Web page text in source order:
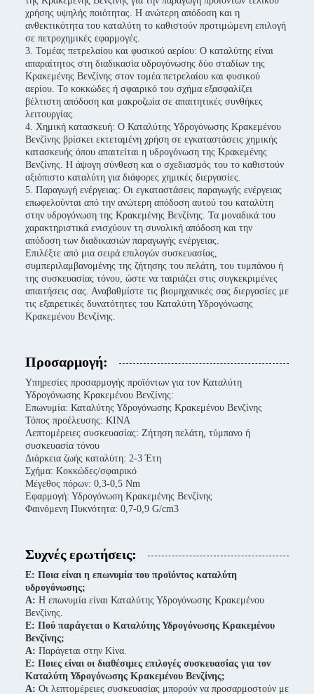
χρήσης υψηλής ποιότητας. Η ανώτερη απόδοση και η
ανθεκτικότητα του καταλύτη το καθιστούν προτιμώμενη επιλογή
σε πετροχημικές εφαρμογές.
3. Τομέας πετρελαίου και φυσικού αερίου: Ο καταλύτης είναι
απαραίτητος στη διαδικασία υδρογόνωσης δύο σταδίων της
Κρακεμένης Βενζίνης στον τομέα πετρελαίου και φυσικού
αερίου. Το κοκκώδες ή σφαιρικό του σχήμα εξασφαλίζει
βέλτιστη απόδοση και μακροζωία σε απαιτητικές συνθήκες
λειτουργίας.
4. Χημική κατασκευή: Ο Καταλύτης Υδρογόνωσης Κρακεμένου
Βενζίνης βρίσκει εκτεταμένη χρήση σε εγκαταστάσεις χημικής
κατασκευής όπου απαιτείται η υδρογόνωση της Κρακεμένης
Βενζίνης. Η άψογη σύνθεση και ο σχεδιασμός του το καθιστούν
αξιόπιστο καταλύτη για διάφορες χημικές διεργασίες.
5. Παραγωγή ενέργειας: Οι εγκαταστάσεις παραγωγής ενέργειας
επωφελούνται από την ανώτερη απόδοση αυτού του καταλύτη
στην υδρογόνωση της Κρακεμένης Βενζίνης. Τα μοναδικά του
χαρακτηριστικά ενισχύουν τη συνολική απόδοση και την
απόδοση των διαδικασιών παραγωγής ενέργειας.
Επιλέξτε από μια σειρά επιλογών συσκευασίας,
συμπεριλαμβανομένης της ζήτησης του πελάτη, του τυμπάνου ή
της συσκευασίας τόνου, ώστε να ταιριάζει στις συγκεκριμένες
απαιτήσεις σας. Αναβαθμίστε τις βιομηχανικές σας διεργασίες με
τις εξαιρετικές δυνατότητες του Καταλύτη Υδρογόνωσης
Κρακεμένου Βενζίνης.
Προσαρμογή:
Υπηρεσίες προσαρμογής προϊόντων για τον Καταλύτη
Υδρογόνωσης Κρακεμένου Βενζίνης:
Επωνυμία: Καταλύτης Υδρογόνωσης Κρακεμένου Βενζίνης
Τόπος προέλευσης: ΚΙΝΑ
Λεπτομέρειες συσκευασίας: Ζήτηση πελάτη, τύμπανο ή
συσκευασία τόνου
Διάρκεια ζωής καταλύτη: 2-3 Έτη
Σχήμα: Κοκκώδες/σφαιρικό
Μέγεθος πόρων: 0,3-0,5 Nm
Εφαρμογή: Υδρογόνωση Κρακεμένης Βενζίνης
Φαινόμενη Πυκνότητα: 0,7-0,9 G/cm3
Συχνές ερωτήσεις:
Ε: Ποια είναι η επωνυμία του προϊόντος καταλύτη
υδρογόνωσης;
Α: Η επωνυμία είναι Καταλύτης Υδρογόνωσης Κρακεμένου
Βενζίνης.
Ε: Πού παράγεται ο Καταλύτης Υδρογόνωσης Κρακεμένου
Βενζίνης;
Α: Παράγεται στην Κίνα.
Ε: Ποιες είναι οι διαθέσιμες επιλογές συσκευασίας για τον
Καταλύτη Υδρογόνωσης Κρακεμένου Βενζίνης;
Α: Οι λεπτομέρειες συσκευασίας μπορούν να προσαρμοστούν με